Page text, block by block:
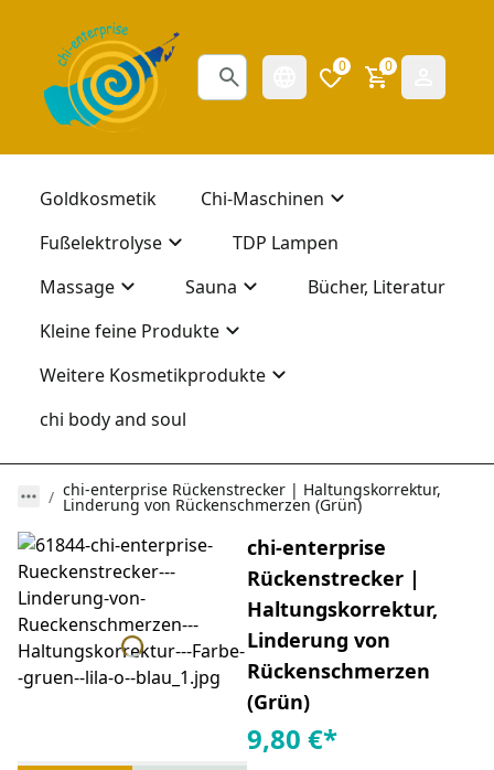
0 0
Goldkosmetik
Chi-Maschinen
Fußelektrolyse
TDP Lampen
Massage
Sauna
Bücher, Literatur
Kleine feine Produkte
Weitere Kosmetikprodukte
chi body and soul
chi-enterprise Rückenstrecker | Haltungskorrektur,
Linderung von Rückenschmerzen (Grün)
chi-enterprise
Rückenstrecker |
Haltungskorrektur,
Linderung von
Rückenschmerzen
(Grün)
9,80 €*